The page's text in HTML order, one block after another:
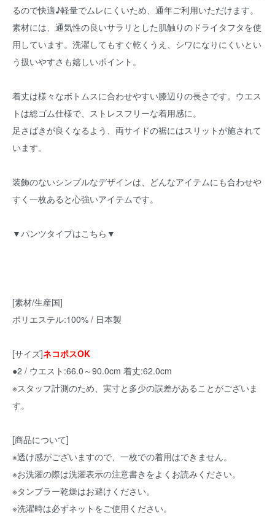
るので快適♪軽量でムレにくいため、通年ご利用いただけます。
素材には、通気性の良いサラリとした肌触りのドライタフタを使
用しています。洗濯してもすぐ乾くうえ、シワになりにくいとい
う扱いやすさも嬉しいポイント。
着丈は様々なボトムスに合わせやすい膝辺りの長さです。ウエス
トは総ゴム仕様で、ストレスフリーな着用感に。
足さばきが良くなるよう、両サイドの裾にはスリットが施されて
います。
装飾のないシンプルなデザインは、どんなアイテムにも合わせや
すく一枚あると心強いアイテムです。
▼パンツタイプはこちら▼
[素材/生産国]
ポリエステル:100% / 日本製
[サイズ]ネコポスOK
●2 / ウエスト:66.0～90.0cm 着丈:62.0cm
※スタッフ計測のため、実寸と多少の誤差があることがございま
す。
[商品について]
※透け感がございますので、一枚での着用はできません。
※お洗濯の際は洗濯表示の注意書きをよくお読みください。
※タンブラー乾燥はお避けください。
※洗濯時は必ずネットをご使用ください。